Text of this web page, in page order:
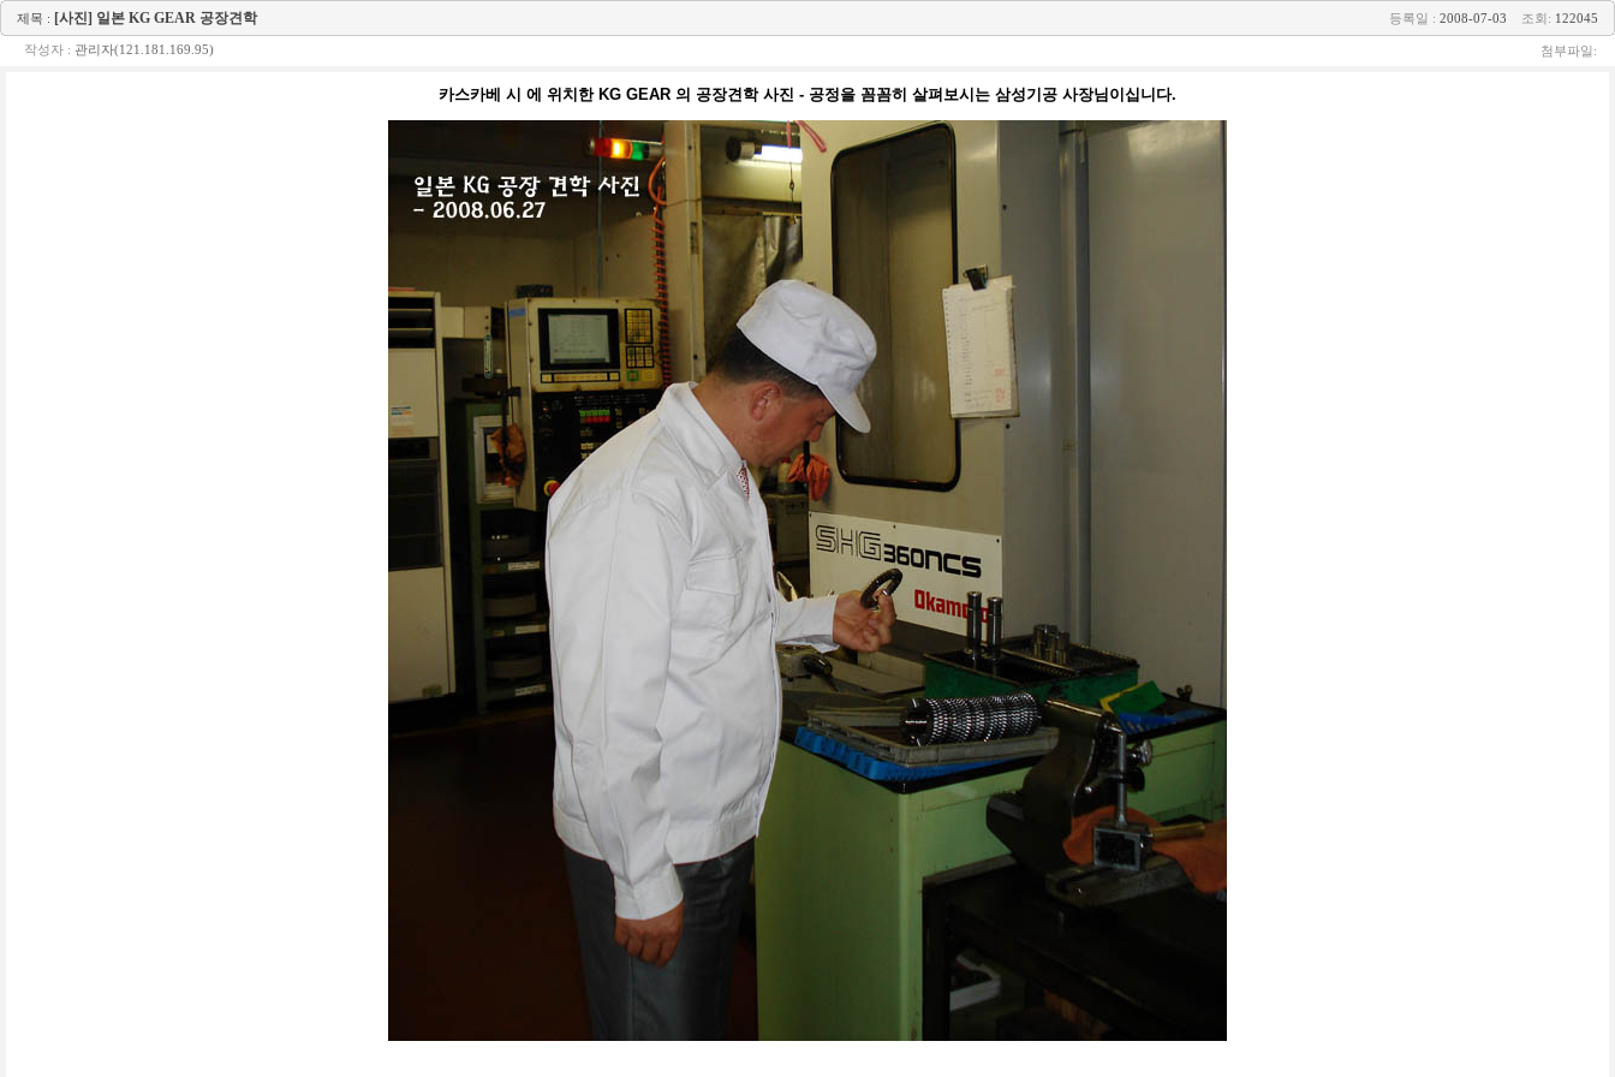
제목 : [사진] 일본 KG GEAR 공장견학 등록일 : 2008-07-03 조회: 122045
작성자 : 관리자(121.181.169.95) 첨부파일:
카스카베 시 에 위치한 KG GEAR 의 공장견학 사진 - 공정을 꼼꼼히 살펴보시는 삼성기공 사장님이십니다.